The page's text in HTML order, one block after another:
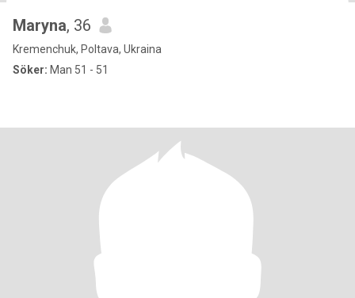
Maryna, 36
Kremenchuk, Poltava, Ukraina
Söker: Man 51 - 51